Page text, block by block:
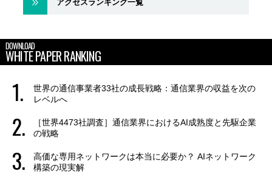
アクセスランキング一覧
DOWNLOAD
WHITE PAPER RANKING
世界の通信事業者33社の成長戦略：通信業界の収益を次の
レベルへ
［世界4473社調査］通信業界におけるAI成熟度と先駆企業
の戦略
高価な専用ネットワークは本当に必要か？ AIネットワーク
構築の現実解